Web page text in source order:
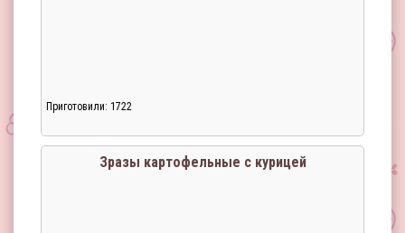
Приготовили: 1722
Зразы картофельные с курицей